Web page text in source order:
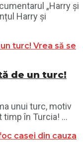
„Harry și
Harry și
de un turc!
unui turc, motiv
în Turcia! ...